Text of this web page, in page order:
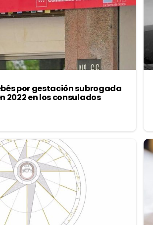
por gestación subrogada
2022 en los consulados